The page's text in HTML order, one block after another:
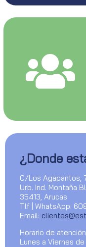
¿Donde
C/Los Agapantos,
Urb. Ind. Montaña
35413, Arucas
Tlf | WhatsApp:
Email:
Horario de
Lunes a Viernes